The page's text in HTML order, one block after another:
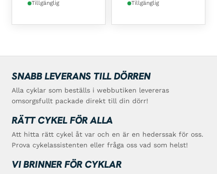
Tillgänglig Tillgänglig
SNABB LEVERANS TILL DÖRREN
Alla cyklar som beställs i webbutiken levereras
omsorgsfullt packade direkt till din dörr!
RÄTT CYKEL FÖR ALLA
Att hitta rätt cykel åt var och en är en hederssak för oss.
Prova cykelassistenten eller fråga oss vad som helst!
VI BRINNER FÖR CYKLAR